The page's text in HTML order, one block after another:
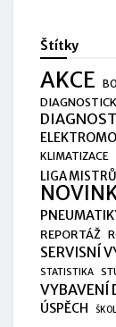
Štítky
AKCE
KLIMATIZACE
LIGA
REPORTÁŽ
SERVISNÍ
STATISTIKA
VYBAVENÍ
ÚSPĚCH